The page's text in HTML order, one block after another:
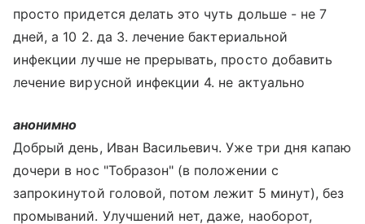
просто придется делать это чуть дольше - не 7
дней, а 10 2. да 3. лечение бактериальной
инфекции лучше не прерывать, просто добавить
лечение вирусной инфекции 4. не актуально
анонимно
Добрый день, Иван Васильевич. Уже три дня капаю
дочери в нос "Тобразон" (в положении с
запрокинутой головой, потом лежит 5 минут), без
промываний. Улучшений нет, даже, наоборот,